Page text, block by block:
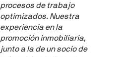
procesos de trabajo
optimizados. Nuestra
experiencia en la
promoción inmobiliaria,
junto a la de un socio de